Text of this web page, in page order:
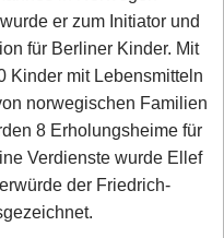
er zum Initiator und
für Berliner Kinder. Mit
Kinder mit Lebensmitteln
norwegischen Familien
8 Erholungsheime für
Verdienste wurde Ellef
der Friedrich-